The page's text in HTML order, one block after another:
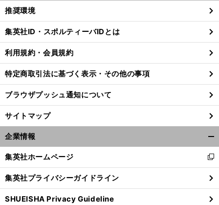
閉
る
推奨環境
集英社ID・スポルティーバIDとは
利用規約・会員規約
特定商取引法に基づく表示・その他の事項
ブラウザプッシュ通知について
サイトマップ
企業情報
閉
る
集英社ホームページ
新
し
い
ウ
ィ
集英社プライバシーガイドライン
SHUEISHA Privacy Guideline